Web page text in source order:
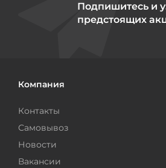
Подпишитесь и
предстоящих
Компания
Контакты
Самовывоз
Новости
Вакансии